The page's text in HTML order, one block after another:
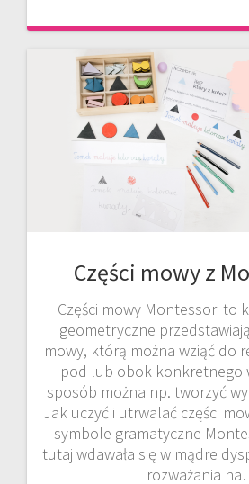
Części mowy z
Części mowy Montessori to
geometryczne
mowy, którą można wziąć do
pod lub obok konkretnego
sposób można np. tworzyć
Jak uczyć i utrwalać części
symbole gramatyczne
tutaj wdawała się w mądre
rozważania